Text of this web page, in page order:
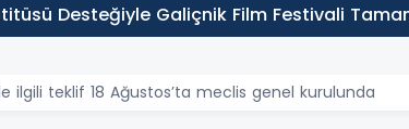
Desteğiyle Galiçnik Film Festivali
ilgili teklif 18 Ağustos’ta meclis genel kurulunda